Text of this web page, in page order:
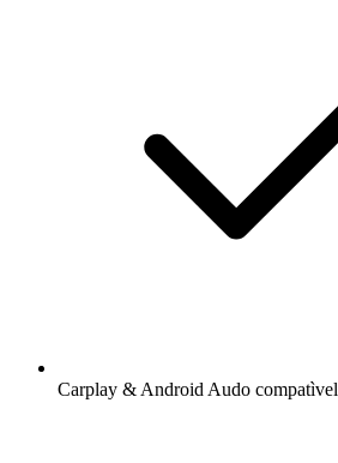
Carplay & Android Audo compatìvel